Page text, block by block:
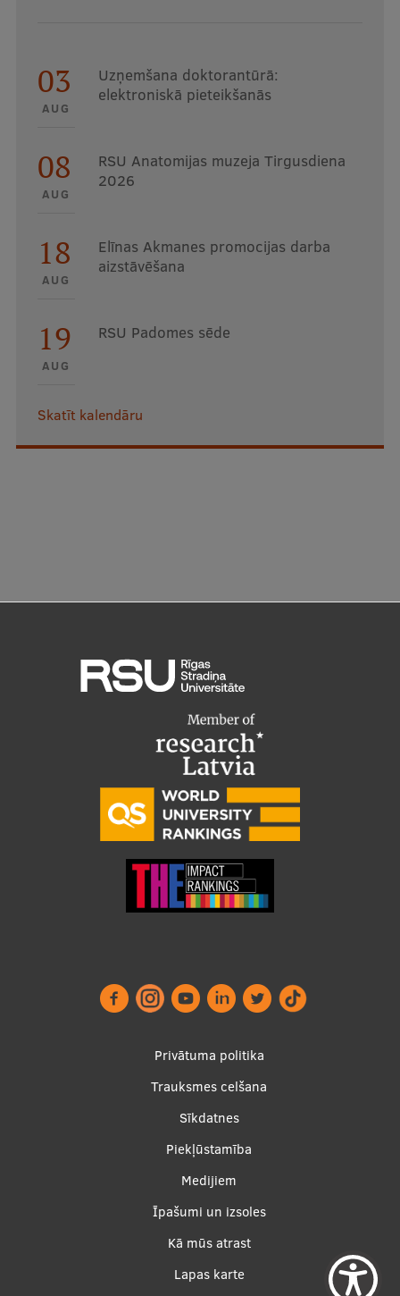
03
AUG
Uzņemšana doktorantūrā:
elektroniskā pieteikšanās
08
AUG
RSU Anatomijas muzeja Tirgusdiena
2026
18
AUG
Elīnas Akmanes promocijas darba
aizstāvēšana
19
AUG
RSU Padomes sēde
Skatīt kalendāru
Privātuma politika
Trauksmes celšana
Sīkdatnes
Piekļūstamība
Medijiem
Īpašumi un izsoles
Kā mūs atrast
Lapas karte